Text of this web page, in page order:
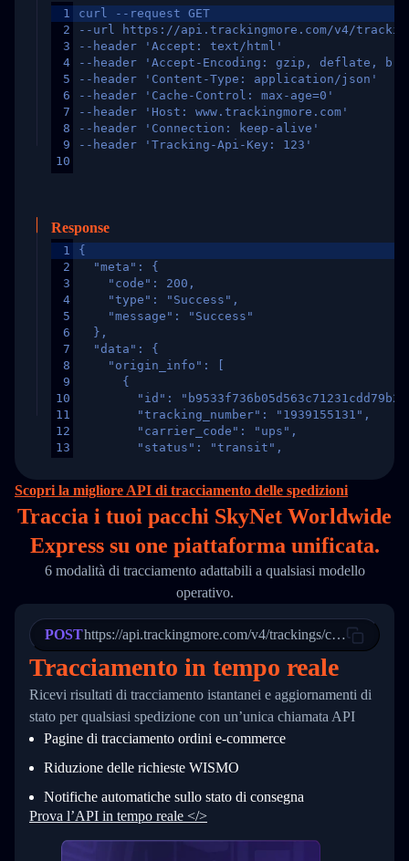
1
2
3
4
5
6
7
8
9
10
curl --request GET
--url https://api.trackingmore.com/v4/trackings/
--header 'Accept: text/html'
--header 'Accept-Encoding: gzip, deflate,
--header 'Content-Type: application/json'
--header 'Cache-Control: max-age=0'
--header 'Host: www.trackingmore.com'
--header 'Connection: keep-alive'
--header 'Tracking-Api-Key: 123'
Response
1
2
3
4
5
6
7
8
9
10
11
12
13
16
17
19
21
24
26
27
28
30
31
32
33
34
{
  "meta": {
    "code": 200,
    "type": "Success",
    "message": "Success"
  },
  "data": {
    "origin_info": [
      {
"id":
        "tracking_number": "1939155131",
        "carrier_code": "ups",
        "status": "transit",
        "itemTimeLength": 2,
        "weblink": "",
        "phone": null,
        "trackinfo": [
          {
            "Date": "2017-03-08 04: 22: 00",
"StatusDescription": "Departed
          },
          {
            "Date": "2017-03-06 15:28:00",
"StatusDescription": "Shipment
"Details": "BEIJING-
          }
        ]
      }
    ]
  }
}
Scopri la migliore API di tracciamento delle spedizioni
Traccia i tuoi pacchi SkyNet Worldwide
Express su one piattaforma unificata.
6 modalità di tracciamento adattabili a qualsiasi modello
operativo.
POSThttps://api.trackingmore.com/v4/trackings/create
Tracciamento in tempo reale
Ricevi risultati di tracciamento istantanei e aggiornamenti di
stato per qualsiasi spedizione con un’unica chiamata API
Pagine di tracciamento ordini e‑commerce
Riduzione delle richieste WISMO
Notifiche automatiche sullo stato di consegna
Prova l’API in tempo reale </>